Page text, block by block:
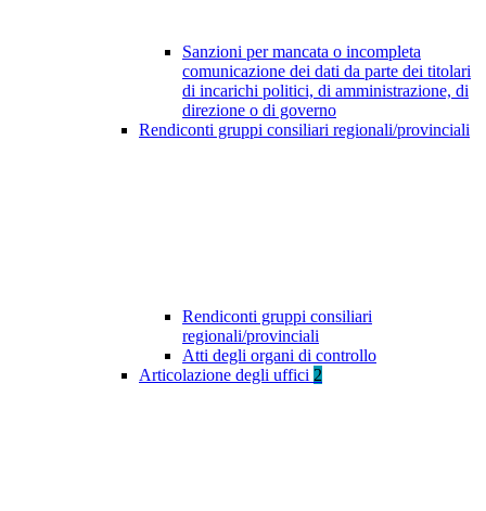
Sanzioni per mancata o incompleta
comunicazione dei dati da parte dei titolari
di incarichi politici, di amministrazione, di
direzione o di governo
Rendiconti gruppi consiliari regionali/provinciali
Rendiconti gruppi consiliari
regionali/provinciali
Atti degli organi di controllo
Articolazione degli uffici 2